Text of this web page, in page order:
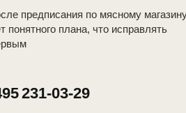
предписания по мясному
понятного плана, что исправлять
231-03-29